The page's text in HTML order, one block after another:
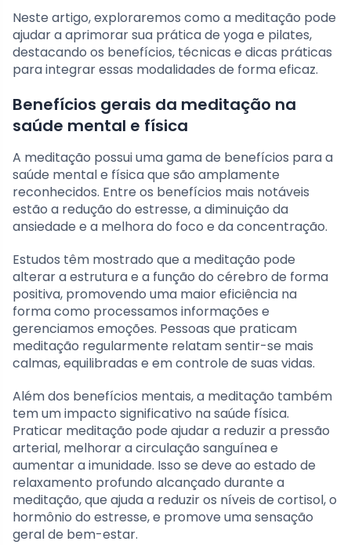
Neste artigo, exploraremos como a meditação pode
ajudar a aprimorar sua prática de yoga e pilates,
destacando os benefícios, técnicas e dicas práticas
para integrar essas modalidades de forma eficaz.
Benefícios gerais da meditação na
saúde mental e física
A meditação possui uma gama de benefícios para a
saúde mental e física que são amplamente
reconhecidos. Entre os benefícios mais notáveis
estão a redução do estresse, a diminuição da
ansiedade e a melhora do foco e da concentração.
Estudos têm mostrado que a meditação pode
alterar a estrutura e a função do cérebro de forma
positiva, promovendo uma maior eficiência na
forma como processamos informações e
gerenciamos emoções. Pessoas que praticam
meditação regularmente relatam sentir-se mais
calmas, equilibradas e em controle de suas vidas.
Além dos benefícios mentais, a meditação também
tem um impacto significativo na saúde física.
Praticar meditação pode ajudar a reduzir a pressão
arterial, melhorar a circulação sanguínea e
aumentar a imunidade. Isso se deve ao estado de
relaxamento profundo alcançado durante a
meditação, que ajuda a reduzir os níveis de cortisol, o
hormônio do estresse, e promove uma sensação
geral de bem-estar.